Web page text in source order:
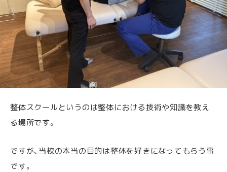
整体スクールというのは整体における技術や知識を教え
る場所です。
ですが、当校の本当の目的は整体を好きになってもらう事
です。